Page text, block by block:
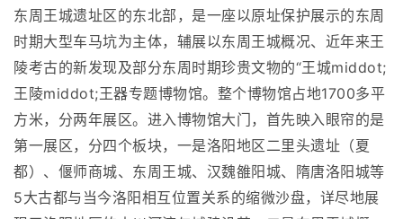
东周王城遗址区的东北部，是一座以原址保护展示的东周
时期大型车马坑为主体，辅展以东周王城概况、近年来王
陵考古的新发现及部分东周时期珍贵文物的“王城middot;
王陵middot;王器专题博物馆。整个博物馆占地1700多平
方米，分两年展区。进入博物馆大门，首先映入眼帘的是
第一展区，分四个板块，一是洛阳地区二里头遗址（夏
都）、偃师商城、东周王城、汉魏雒阳城、隋唐洛阳城等
5大古都与当今洛阳相互位置关系的缩微沙盘，详尽地展